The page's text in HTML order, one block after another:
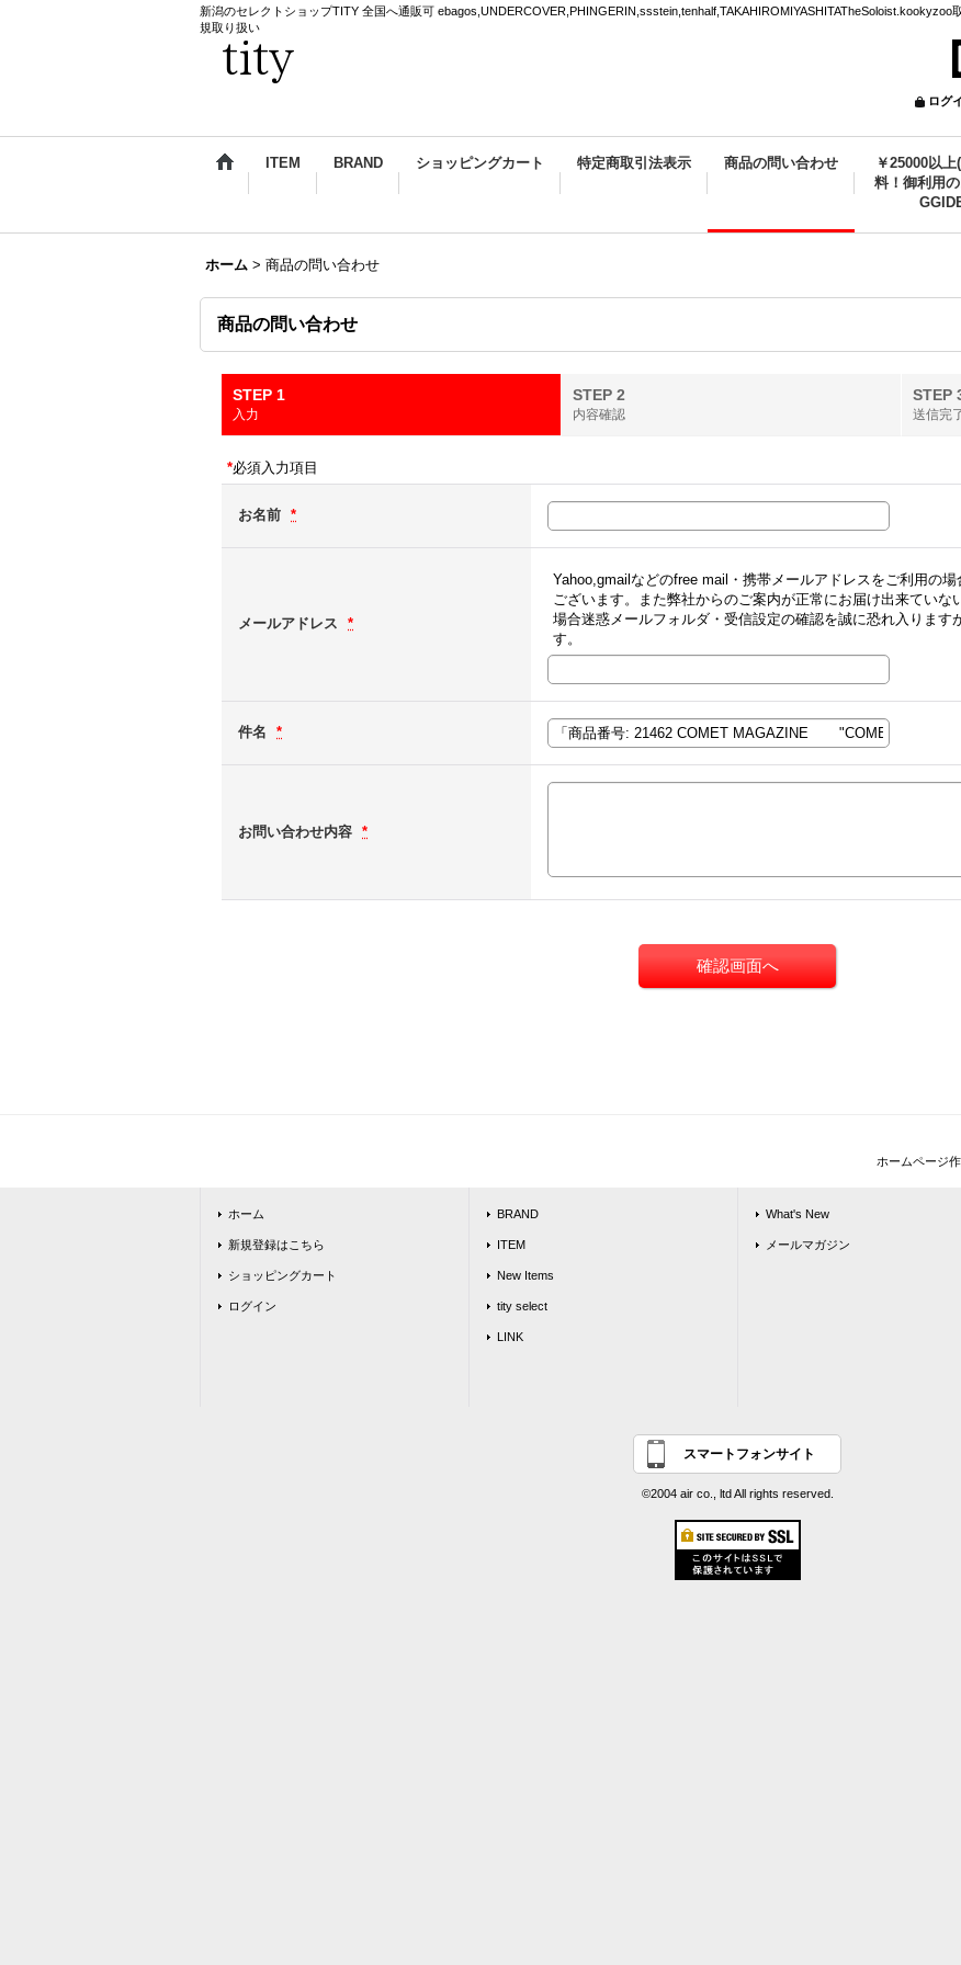
新潟のセレクトショップTITY 全国へ通販可 ebagos,UNDERCOVER,PHINGERIN,ssstein,tenhalf,TAKAHIROMIYASHITATheSoloist.kookyzoo
規取り扱い
ログ
ITEM BRAND ショッピングカート 特定商取引法表示 商品の問い合わせ
￥25000以
料！御利用
ホーム > 商品の問い合わせ
商品の問い合わせ
STEP 1
入力
STEP 2
内容確認
STEP
送信完
*必須入力項目
お名前 *
メールアドレス *
Yahoo,gmailなどのfree mail・携帯メールアドレスをご利用の
ございます。また弊社からのご案内が正常にお届け出来てい
場合迷惑メールフォルダ・受信設定の確認を誠に恐れ入ります
す。
件名 *
お問い合わせ内容 *
ホームページ
ホーム
新規登録はこちら
ショッピングカート
ログイン
BRAND
ITEM
New Items
tity select
LINK
What's New
メールマガジン
スマートフォンサイト
©2004 air co., ltd All rights reserved.